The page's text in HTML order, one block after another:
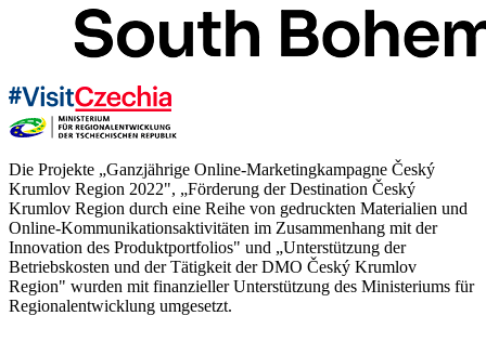
Die Projekte „Ganzjährige Online-Marketingkampagne Český
Krumlov Region 2022", „Förderung der Destination Český
Krumlov Region durch eine Reihe von gedruckten Materialien und
Online-Kommunikationsaktivitäten im Zusammenhang mit der
Innovation des Produktportfolios" und „Unterstützung der
Betriebskosten und der Tätigkeit der DMO Český Krumlov
Region" wurden mit finanzieller Unterstützung des Ministeriums für
Regionalentwicklung umgesetzt.